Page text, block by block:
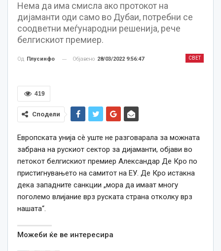
Нема да има смисла ако протокот на
дијаманти оди само во Дубаи, потребни се
соодветни меѓународни решенија, рече
белгискиот премиер.
СВЕТ
Од Плусинфо Објавено 28/03/2022 9:56:47
419
Сподели
Европската унија сè уште не разговарала за можната
забрана на рускиот сектор за дијаманти, објави во
петокот белгискиот премиер Александар Де Кро по
пристигнувањето на самитот на ЕУ. Де Кро истакна
дека западните санкции „мора да имаат многу
поголемо влијание врз руската страна отколку врз
нашата“.
Можеби ќе ве интересира